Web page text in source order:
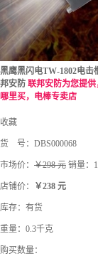
黑鹰黑闪电TW-1802电击
邦安防 联邦安防为您提
哪里买，电棒专卖店
收藏
货 号： DBS000068
市场价： ￥298 元 销量：
店铺价： ￥238 元
库存： 有货
重量：0.3千克
购买数量：